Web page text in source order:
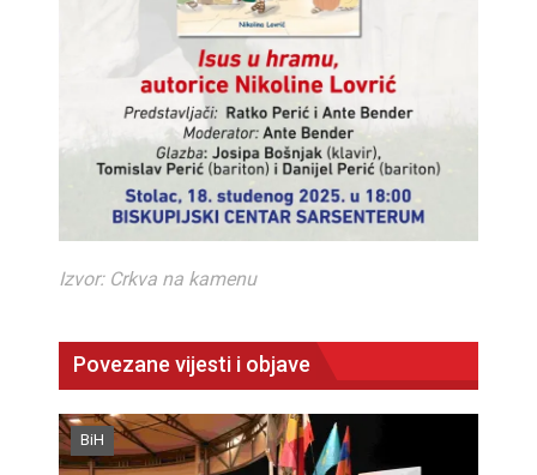
Izvor: Crkva na kamenu
Povezane vijesti i objave
BiH